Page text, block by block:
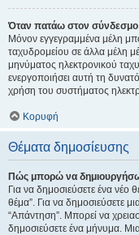
Όταν πατάω στον σύνδεσμο
Μόνον εγγεγραμμένα μέλη
ταχυδρομείου σε άλλα μέλη
μηνύματος ηλεκτρονικού
ενεργοποιήσει αυτή τη
χρήση του συστήματος
Κορυφή
Θέματα δημοσίευσης
Πώς μπορώ να
Για να δημοσιεύσετε ένα νέο
θέμα”. Για να δημοσιεύσετε
“Απάντηση”. Μπορεί να
δημοσιεύσετε ένα μήνυμα.